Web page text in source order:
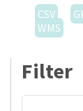
CSV
WMS
Filter